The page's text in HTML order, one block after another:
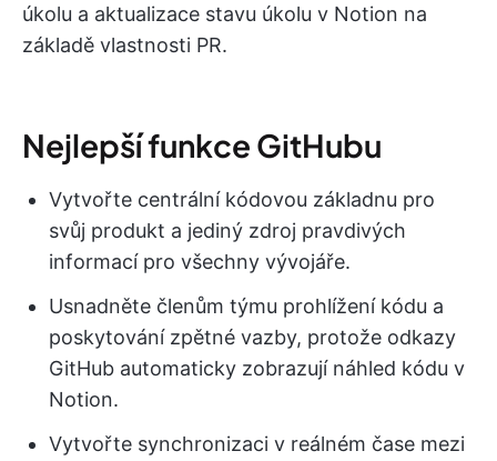
úkolu a aktualizace stavu úkolu v Notion na
základě vlastnosti PR.
Nejlepší funkce GitHubu
Vytvořte centrální kódovou základnu pro
svůj produkt a jediný zdroj pravdivých
informací pro všechny vývojáře.
Usnadněte členům týmu prohlížení kódu a
poskytování zpětné vazby, protože odkazy
GitHub automaticky zobrazují náhled kódu v
Notion.
Vytvořte synchronizaci v reálném čase mezi